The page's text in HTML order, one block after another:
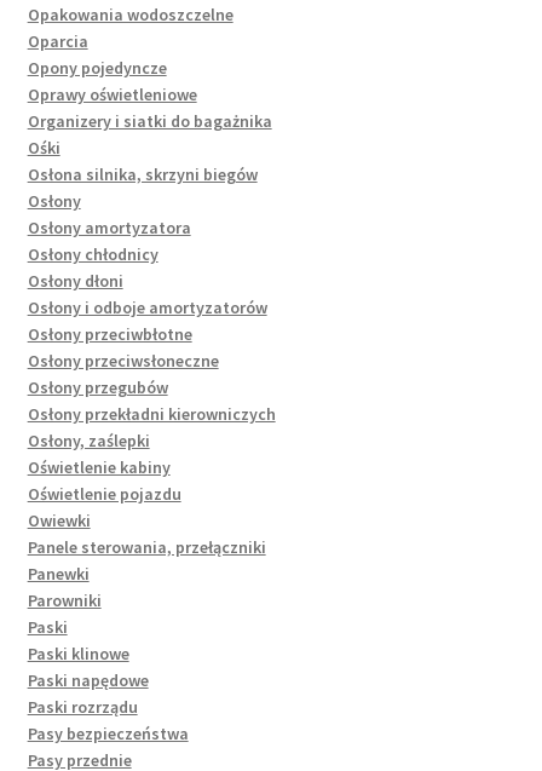
Opakowania wodoszczelne
Oparcia
Opony pojedyncze
Oprawy oświetleniowe
Organizery i siatki do bagażnika
Ośki
Osłona silnika, skrzyni biegów
Osłony
Osłony amortyzatora
Osłony chłodnicy
Osłony dłoni
Osłony i odboje amortyzatorów
Osłony przeciwbłotne
Osłony przeciwsłoneczne
Osłony przegubów
Osłony przekładni kierowniczych
Osłony, zaślepki
Oświetlenie kabiny
Oświetlenie pojazdu
Owiewki
Panele sterowania, przełączniki
Panewki
Parowniki
Paski
Paski klinowe
Paski napędowe
Paski rozrządu
Pasy bezpieczeństwa
Pasy przednie